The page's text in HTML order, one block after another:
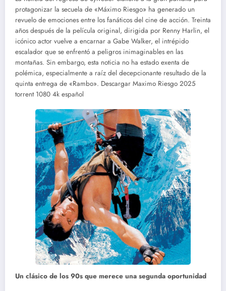
protagonizar la secuela de «Máximo Riesgo» ha generado un
revuelo de emociones entre los fanáticos del cine de acción. Treinta
años después de la película original, dirigida por Renny Harlin, el
icónico actor vuelve a encarnar a Gabe Walker, el intrépido
escalador que se enfrentó a peligros inimaginables en las
montañas. Sin embargo, esta noticia no ha estado exenta de
polémica, especialmente a raíz del decepcionante resultado de la
quinta entrega de «Rambo». Descargar Maximo Riesgo 2025
torrent 1080 4k español
Un clásico de los 90s que merece una segunda oportunidad